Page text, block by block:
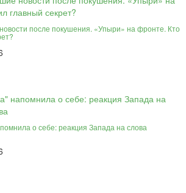
после покушения. «Упыри» на фронте. Кто
о себе: реакция Запада на слова